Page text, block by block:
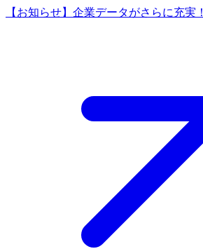
【お知らせ】企業データがさらに充実！